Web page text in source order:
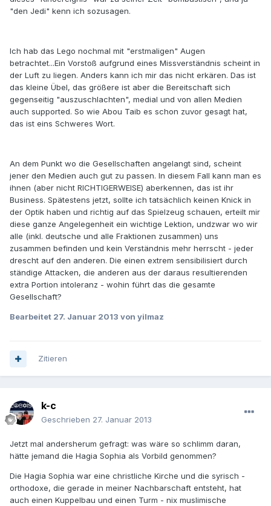
"den Jedi" kenn ich sozusagen.
Ich hab das Lego nochmal mit "erstmaligen" Augen
betrachtet...Ein Vorstoß aufgrund eines Missverständnis scheint in
der Luft zu liegen. Anders kann ich mir das nicht erkären. Das ist
das kleine Übel, das größere ist aber die Bereitschaft sich
gegenseitig "auszuschlachten", medial und von allen Medien
auch supported. So wie Abou Taib es schon zuvor gesagt hat,
das ist eins Schweres Wort.
An dem Punkt wo die Gesellschaften angelangt sind, scheint
jener den Medien auch gut zu passen. In diesem Fall kann man es
ihnen (aber nicht RICHTIGERWEISE) aberkennen, das ist ihr
Business. Spätestens jetzt, sollte ich tatsächlich keinen Knick in
der Optik haben und richtig auf das Spielzeug schauen, erteilt mir
diese ganze Angelegenheit ein wichtige Lektion, undzwar wo wir
alle (inkl. deutsche und alle Fraktionen zusammen) uns
zusammen befinden und kein Verständnis mehr herrscht - jeder
drescht auf den anderen. Die einen extrem sensibilisiert durch
ständige Attacken, die anderen aus der daraus resultierenden
extra Portion intoleranz - wohin führt das die gesamte
Gesellschaft?
Bearbeitet 27. Januar 2013 von yilmaz
Zitieren
k-c
Geschrieben 27. Januar 2013
Jetzt mal andersherum gefragt: was wäre so schlimm daran,
hätte jemand die Hagia Sophia als Vorbild genommen?
Die Hagia Sophia war eine christliche Kirche und die syrisch -
orthodoxe, die gerade in meiner Nachbarschaft entsteht, hat
auch einen Kuppelbau und einen Turm - nix muslimische